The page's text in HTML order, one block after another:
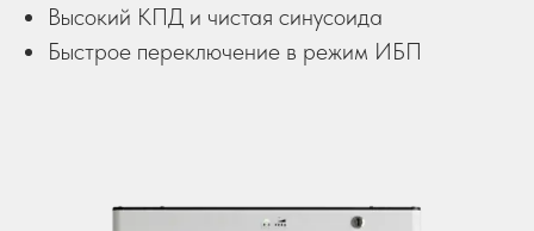
Высокий КПД и чистая синусоида
Быстрое переключение в режим ИБП